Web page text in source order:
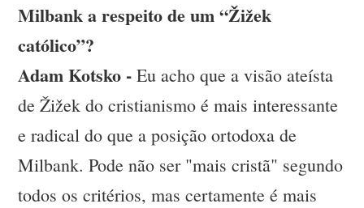
Milbank a respeito de um “Žižek
católico”?
Adam Kotsko - Eu acho que a visão ateísta
de Žižek do cristianismo é mais interessante
e radical do que a posição ortodoxa de
Milbank. Pode não ser "mais cristã" segundo
todos os critérios, mas certamente é mais